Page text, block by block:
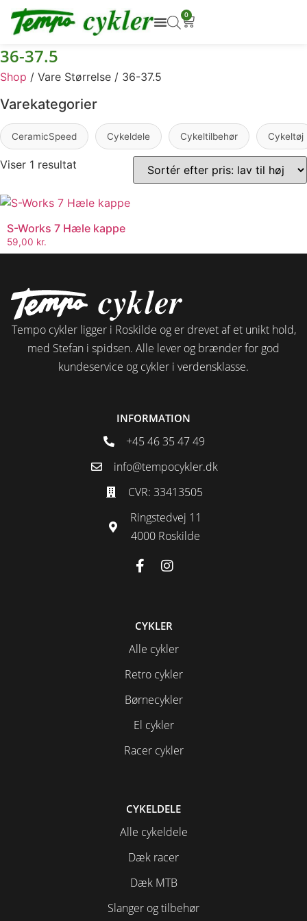
0
36-37.5
Shop / Vare Størrelse / 36-37.5
Varekategorier
CeramicSpeed Cykeldele Cykeltilbehør Cykeltøj
Viser 1 resultat
S-Works 7 Hæle kappe
59,00 kr.
Tempo cykler ligger i Roskilde og er drevet af et unikt hold,
med Stefan i spidsen. Alle lever og brænder for god
kundeservice og cykler i verdensklasse.
INFORMATION
+45 46 35 47 49
info@tempocykler.dk
CVR: 33413505
Ringstedvej 11
4000 Roskilde
CYKLER
Alle cykler
Retro cykler
Børnecykler
El cykler
Racer cykler
CYKELDELE
Alle cykeldele
Dæk racer
Dæk MTB
Slanger og tilbehør